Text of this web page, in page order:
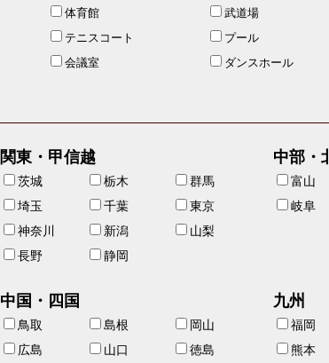
体育館
武道場
テニスコート
プール
会議室 ダンスホール
関東・甲信越
茨城 栃木
群馬
埼玉
千葉
東京
神奈川
新潟
山梨
長野
静岡
中部・
富山
岐阜
中国・四国
鳥取 島根
岡山
広島
山口
徳島
九州
福岡
熊本